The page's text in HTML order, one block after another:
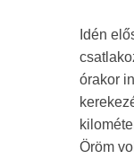
Idén
órakor
Öröm